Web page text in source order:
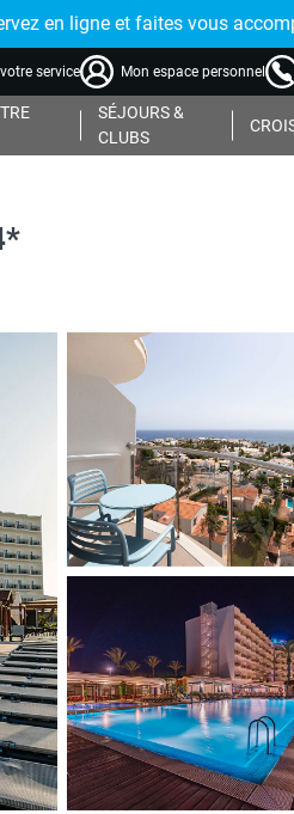
en ligne et faites vous
service Mon espace personnel
SÉJOURS &
CLUBS